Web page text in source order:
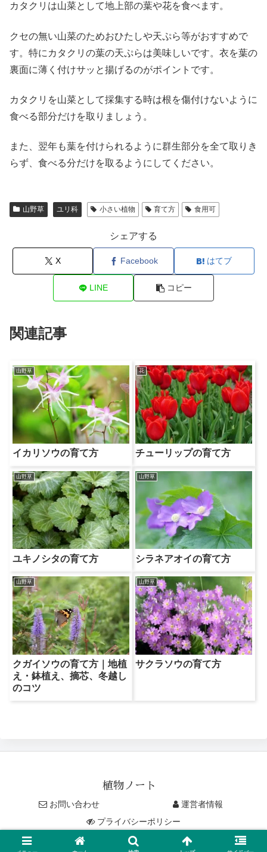
カタクリは山菜として地上部の葉や花を食べます。
クセの無い山菜のためおひたしや天ぷら等がおすすめで
す。特にカタクリの葉の天ぷらは美味しいです。衣を葉の
裏面に薄く付けサッと揚げるのがポイントです。
カタクリを山菜として採集する時は根を傷付けないように
食べる部分だけを取りましょう。
また、翌年も葉を付けられるように群生部分を全て取りき
らず、食べる分だけを取るようにしてください。
山野草 ユリ科 小さい植物 育て方 食用可
シェアする
X Facebook はてブ
LINE コピー
関連記事
山野草
イカリソウの育て方
花
チューリップの育て方
山野草
ユキノシタの育て方
山野草
シラネアオイの育て方
山野草
クガイソウの育て方｜地植
え・鉢植え、摘芯、冬越し
のコツ
山野草
サクラソウの育て方
植物ノート
お問い合わせ
運営者情報
プライバシーポリシー
© 2019-2026 植物ノート.